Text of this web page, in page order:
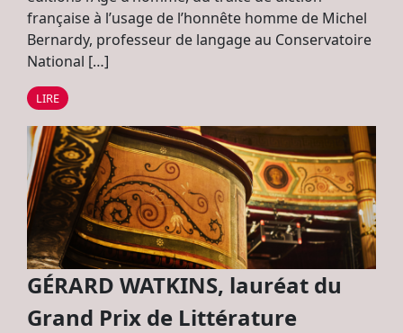
française à l’usage de l’honnête homme de Michel
Bernardy, professeur de langage au Conservatoire
National […]
LIRE
GÉRARD WATKINS, lauréat du
Grand Prix de Littérature